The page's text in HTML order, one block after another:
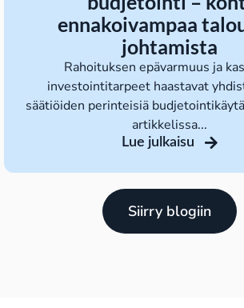
ennakoivampaa
johtamista
Rahoituksen epävarmuus ja
investointitarpeet haastavat
säätiöiden perinteisiä
artikkelissa...
Lue julkaisu
Siirry blogiin